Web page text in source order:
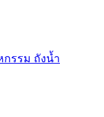
รรม ถังน้ำ